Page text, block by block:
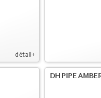
détail+
DH PIPE